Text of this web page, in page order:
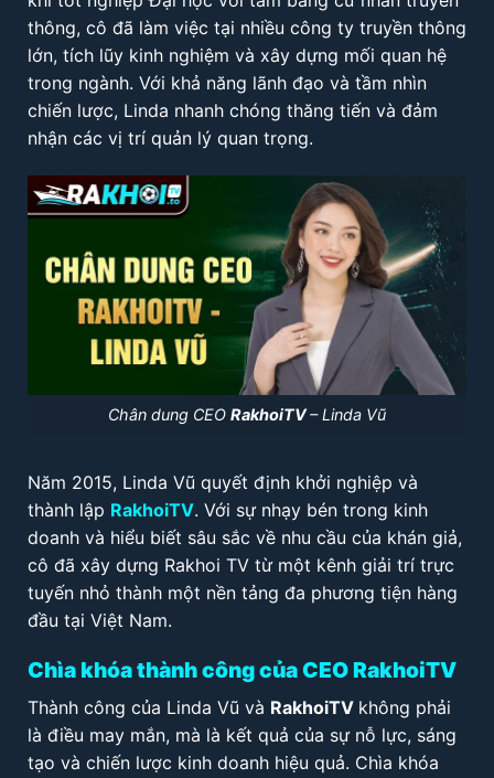
thông, cô đã làm việc tại nhiều công ty truyền thông
lớn, tích lũy kinh nghiệm và xây dựng mối quan hệ
trong ngành. Với khả năng lãnh đạo và tầm nhìn
chiến lược, Linda nhanh chóng thăng tiến và đảm
nhận các vị trí quản lý quan trọng.
Chân dung CEO RakhoiTV– Linda Vũ
Năm 2015, Linda Vũ quyết định khởi nghiệp và
thành lập RakhoiTV. Với sự nhạy bén trong kinh
doanh và hiểu biết sâu sắc về nhu cầu của khán giả,
cô đã xây dựng Rakhoi TV từ một kênh giải trí trực
tuyến nhỏ thành một nền tảng đa phương tiện hàng
đầu tại Việt Nam.
Chìa khóa thành công của CEO RakhoiTV
Thành công của Linda Vũ và RakhoiTV không phải
là điều may mắn, mà là kết quả của sự nỗ lực, sáng
tạo và chiến lược kinh doanh hiệu quả. Chìa khóa